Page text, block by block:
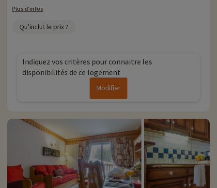
Plus d'infos
Qu’inclut le prix ?
Indiquez vos critères pour connaitre les
disponibilités de ce logement
Modifier